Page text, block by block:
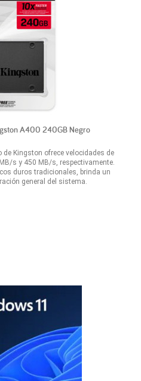
A400 240GB Negro
Kingston ofrece velocidades de
s y 450 MB/s, respectivamente.
duros tradicionales, brinda un
general del sistema.